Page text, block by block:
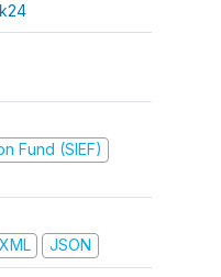
Fund (SIEF)
JSON